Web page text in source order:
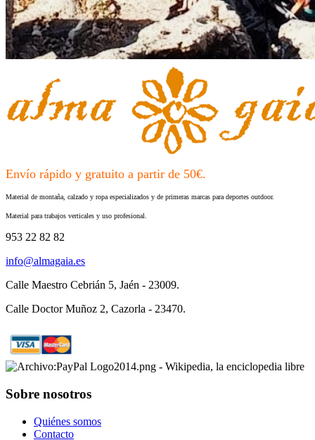
Envío rápido y gratuito a partir de 50€.
Material de montaña, calzado y ropa especializados y de primeras marcas para deportes outdoor.
Material para trabajos verticales y uso profesional.
953 22 82 82
info@almagaia.es
Calle Maestro Cebrián 5, Jaén - 23009.
Calle Doctor Muñoz 2, Cazorla - 23470.
Sobre nosotros
Quiénes somos
Contacto